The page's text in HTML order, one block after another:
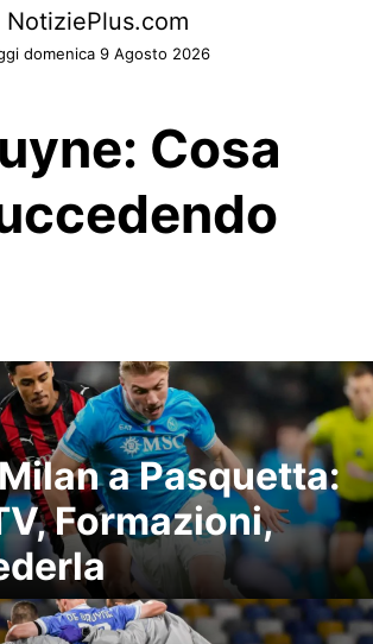
NotiziePlus.com
domenica 9 Agosto 2026
Cosa
a Pasquetta:
Formazioni,